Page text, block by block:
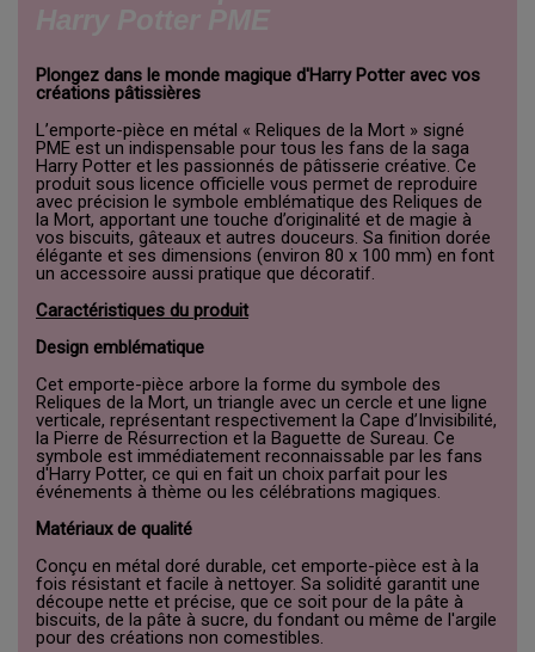
Plongez dans le monde magique d'Harry Potter avec vos
créations pâtissières
L’emporte-pièce en métal « Reliques de la Mort » signé
PME est un indispensable pour tous les fans de la saga
Harry Potter et les passionnés de pâtisserie créative. Ce
produit sous licence officielle vous permet de reproduire
avec précision le symbole emblématique des Reliques de
la Mort, apportant une touche d’originalité et de magie à
vos biscuits, gâteaux et autres douceurs. Sa finition dorée
élégante et ses dimensions (environ 80 x 100 mm) en font
un accessoire aussi pratique que décoratif.
Caractéristiques du produit
Design emblématique
Cet emporte-pièce arbore la forme du symbole des
Reliques de la Mort, un triangle avec un cercle et une ligne
verticale, représentant respectivement la Cape d’Invisibilité,
la Pierre de Résurrection et la Baguette de Sureau. Ce
symbole est immédiatement reconnaissable par les fans
d'Harry Potter, ce qui en fait un choix parfait pour les
événements à thème ou les célébrations magiques.
Matériaux de qualité
Conçu en métal doré durable, cet emporte-pièce est à la
fois résistant et facile à nettoyer. Sa solidité garantit une
découpe nette et précise, que ce soit pour de la pâte à
biscuits, de la pâte à sucre, du fondant ou même de l'argile
pour des créations non comestibles.